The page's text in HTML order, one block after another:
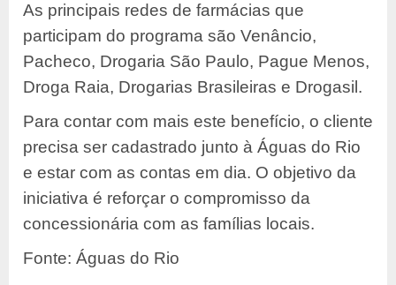
As principais redes de farmácias que
participam do programa são Venâncio,
Pacheco, Drogaria São Paulo, Pague Menos,
Droga Raia, Drogarias Brasileiras e Drogasil.
Para contar com mais este benefício, o cliente
precisa ser cadastrado junto à Águas do Rio
e estar com as contas em dia. O objetivo da
iniciativa é reforçar o compromisso da
concessionária com as famílias locais.
Fonte: Águas do Rio